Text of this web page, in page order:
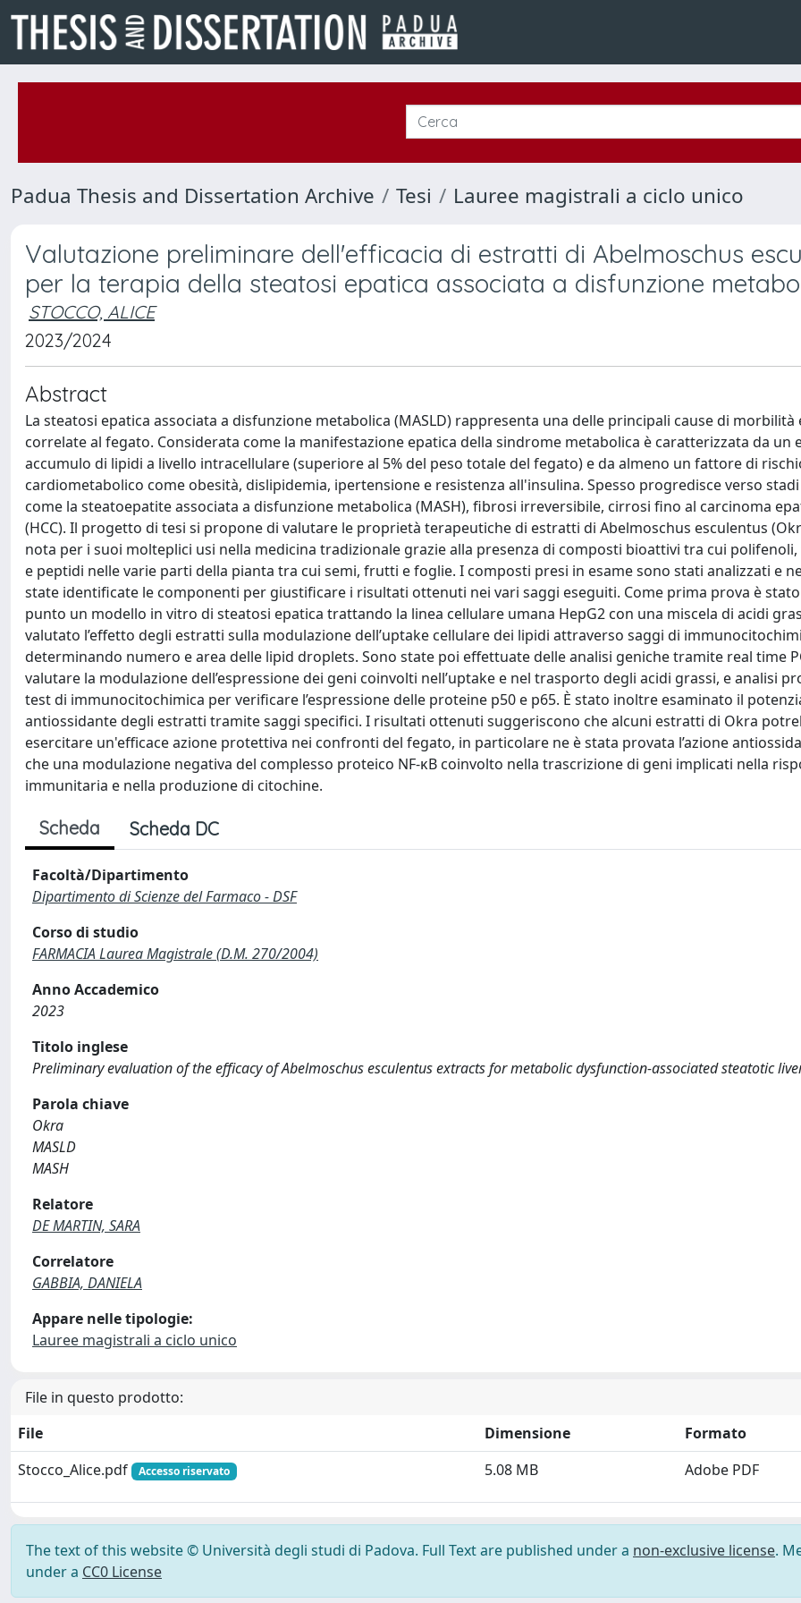
Padua Thesis and Dissertation Archive Tesi Lauree magistrali a ciclo unico
Valutazione preliminare dell'efficacia di estratti di Abelmoschus
per la terapia della steatosi epatica associata a disfunzione
STOCCO, ALICE
2023/2024
Abstract
La steatosi epatica associata a disfunzione metabolica (MASLD) rappresenta una delle principali cause di
correlate al fegato. Considerata come la manifestazione epatica della sindrome metabolica è caratterizzata da un
accumulo di lipidi a livello intracellulare (superiore al 5% del peso totale del fegato) e da almeno un fattore di
cardiometabolico come obesità, dislipidemia, ipertensione e resistenza all'insulina. Spesso progredisce verso
come la steatoepatite associata a disfunzione metabolica (MASH), fibrosi irreversibile, cirrosi fino al carcinoma
(HCC). Il progetto di tesi si propone di valutare le proprietà terapeutiche di estratti di Abelmoschus esculentus
nota per i suoi molteplici usi nella medicina tradizionale grazie alla presenza di composti bioattivi tra cui
e peptidi nelle varie parti della pianta tra cui semi, frutti e foglie. I composti presi in esame sono stati analizzati e
state identificate le componenti per giustificare i risultati ottenuti nei vari saggi eseguiti. Come prima prova è
punto un modello in vitro di steatosi epatica trattando la linea cellulare umana HepG2 con una miscela di acidi
valutato l’effetto degli estratti sulla modulazione dell’uptake cellulare dei lipidi attraverso saggi di
determinando numero e area delle lipid droplets. Sono state poi effettuate delle analisi geniche tramite real time
valutare la modulazione dell’espressione dei geni coinvolti nell’uptake e nel trasporto degli acidi grassi, e analisi
test di immunocitochimica per verificare l’espressione delle proteine p50 e p65. È stato inoltre esaminato il
antiossidante degli estratti tramite saggi specifici. I risultati ottenuti suggeriscono che alcuni estratti di Okra
esercitare un'efficace azione protettiva nei confronti del fegato, in particolare ne è stata provata l’azione
che una modulazione negativa del complesso proteico NF-κB coinvolto nella trascrizione di geni implicati nella
immunitaria e nella produzione di citochine.
Scheda Scheda DC
Facoltà/Dipartimento
Dipartimento di Scienze del Farmaco - DSF
Corso di studio
FARMACIA Laurea Magistrale (D.M. 270/2004)
Anno Accademico
2023
Titolo inglese
Preliminary evaluation of the efficacy of Abelmoschus esculentus extracts for metabolic dysfunction-associated steatotic
Parola chiave
Okra
MASLD
MASH
Relatore
DE MARTIN, SARA
Correlatore
GABBIA, DANIELA
Appare nelle tipologie:
Lauree magistrali a ciclo unico
File in questo prodotto:
File
Dimensione
Formato
Stocco_Alice.pdf
Accesso riservato 5.08 MB Adobe PDF
The text of this website © Università degli studi di Padova. Full Text are published under a non-exclusive license.
under a CC0 License